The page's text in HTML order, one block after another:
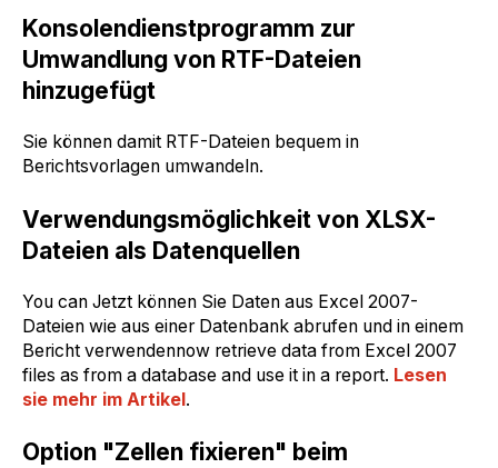
Konsolendienstprogramm zur
Umwandlung von RTF-Dateien
hinzugefügt
Sie können damit RTF-Dateien bequem in
Berichtsvorlagen umwandeln.
Verwendungsmöglichkeit von XLSX-
Dateien als Datenquellen
You can Jetzt können Sie Daten aus Excel 2007-
Dateien wie aus einer Datenbank abrufen und in einem
Bericht verwendennow retrieve data from Excel 2007
files as from a database and use it in a report. Lesen
sie mehr im Artikel.
Option "Zellen fixieren" beim